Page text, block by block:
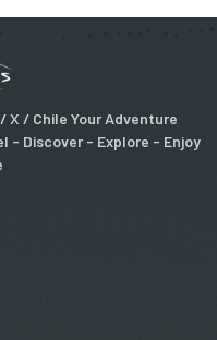
X / Chile Your Adventure
- Discover - Explore - Enjoy